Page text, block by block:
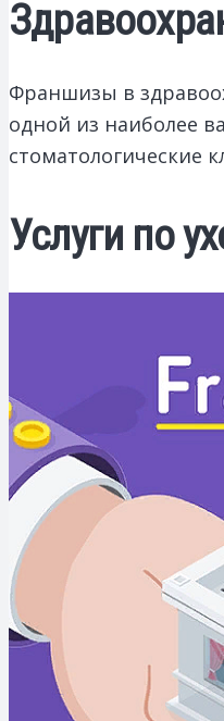
Франшизы в
одной из наиболее
стоматологические
Услуги по